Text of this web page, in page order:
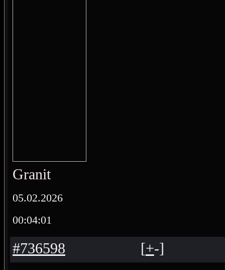
Granit
05.02.2026
00:04:01
#736598 [+-]